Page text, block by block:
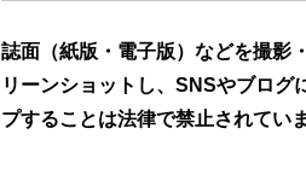
誌面（紙版・電子版）などを撮影
リーンショットし、SNSやブログ
プすることは法律で禁止されていま